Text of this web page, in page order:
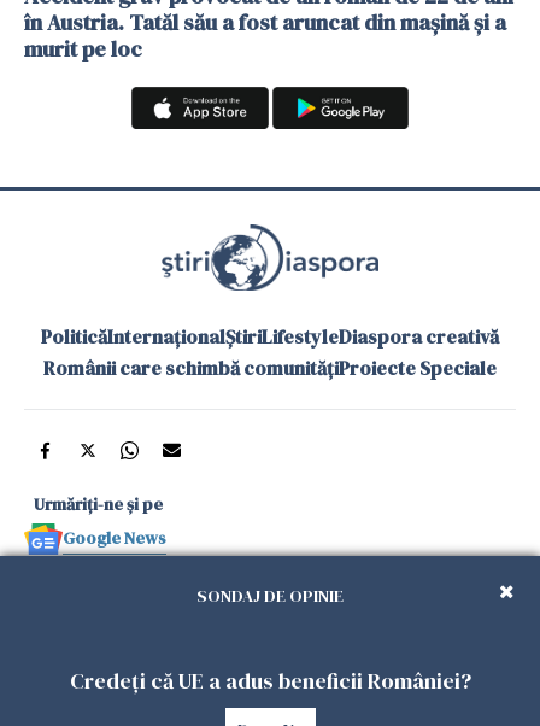
în Austria. Tatăl său a fost aruncat din mașină și a
murit pe loc
PoliticăInternaționalȘtiriLifestyleDiaspora creativă
Românii care schimbă comunitățiProiecte Speciale
Urmăriți-ne și pe
Google News
Politica de
confidențialitate
Politica
Gestionați
preferințele
Contact
Declarație de
SONDAJ DE OPINIE
Credeți că UE a adus beneficii României?